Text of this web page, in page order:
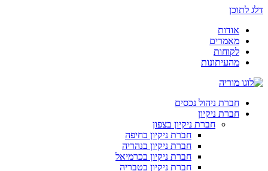
דלג לתוכן
אודות
מאמרים
לקוחות
מהעיתונות
חברת ניהול נכסים
חברת ניקיון
חברת ניקיון בצפון
חברת ניקיון בחיפה
חברת ניקיון בנהריה
חברת ניקיון בכרמיאל
חברת ניקיון בטבריה